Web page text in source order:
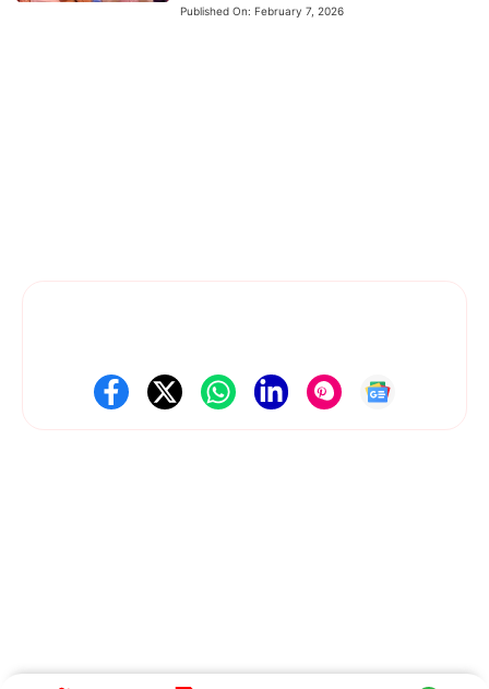
Published On: February 7, 2026
© 2025 News Dil Se Bharat • All rights reserved